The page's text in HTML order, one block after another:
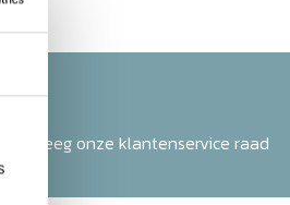
Pleeg onze klantenservice raad